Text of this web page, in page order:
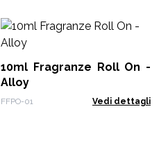
10ml Fragranze Roll On -
Alloy
FFPO-01 Vedi dettagli